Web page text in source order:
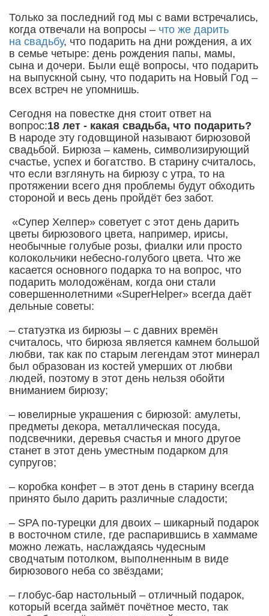
Только за последний год мы с вами встречались,
когда отвечали на вопросы – что же дарить
на свадьбу, что подарить на дни рождения, а их
в семье четыре: день рождения папы, мамы,
сына и дочери. Были ещё вопросы, что подарить
на выпускной сыну, что подарить на Новый Год –
всех встреч не упомнишь.
Сегодня на повестке дня стоит ответ на
вопрос:18 лет - какая свадьба, что подарить?
В народе эту годовщиной называют бирюзовой
свадьбой. Бирюза – камень, символизирующий
счастье, успех и богатство. В старину считалось,
что если взглянуть на бирюзу с утра, то на
протяжении всего дня проблемы будут обходить
стороной и весь день пройдёт без забот.
«Супер Хелпер» советует с этот день дарить
цветы бирюзового цвета, например, ирисы,
необычные голубые розы, фиалки или просто
колокольчики небесно-голубого цвета. Что же
касается основного подарка то на вопрос, что
подарить молодожёнам, когда они стали
совершеннолетними «SuperHelper» всегда даёт
дельные советы:
– статуэтка из бирюзы – с давних времён
считалось, что бирюза является камнем большой
любви, так как по старым легендам этот минерал
был образован из костей умерших от любви
людей, поэтому в этот день нельзя обойти
вниманием бирюзу;
– ювелирные украшения с бирюзой: амулеты,
предметы декора, металлическая посуда,
подсвечники, деревья счастья и много другое
станет в этот день уместным подарком для
супругов;
– коробка конфет – в этот день в старину всегда
принято было дарить различные сладости;
– SPA по-турецки для двоих – шикарный подарок
в восточном стиле, где распарившись в хаммаме
можно лежать, наслаждаясь чудесным
сводчатым потолком, выполненным в виде
бирюзового неба со звёздами;
– глобус-бар настольный – отличный подарок,
который всегда займёт почётное место, так